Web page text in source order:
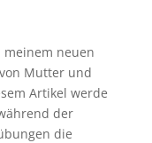
neuen
Mutter und
Artikel werde
der
die